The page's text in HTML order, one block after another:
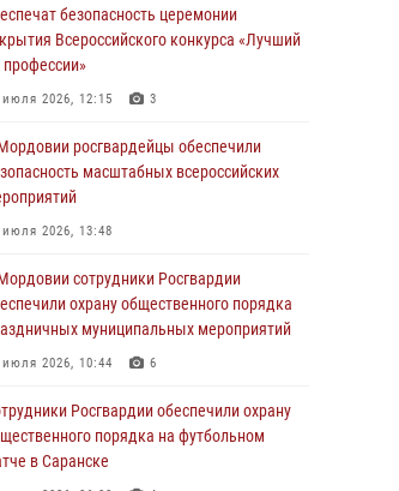
обеспечили общественную
во время проведения
праздника в Темникове
2026, 09:04
из Мордовии защитникам Отечества:
лицензионно-разрешительной работы
очередную партию вооружения в
Росгвардии Мордовии стали
республиканских соревнований по
шестиборью
росгвардейцы пресекли
правопорядка: «отдых» на
закончился в отделе полиции
безопасность церемонии
Всероссийского конкурса «Лучший
профессии»
июля 2026, 12:15 3
росгвардейцы обеспечили
масштабных всероссийских
июля 2026, 13:48
сотрудники Росгвардии
охрану общественного порядка
муниципальных мероприятий
июля 2026, 10:44 6
Росгвардии обеспечили охрану
порядка на футбольном
в Саранске